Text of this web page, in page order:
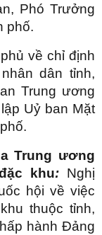
Phó Trưởng
phố.
về chỉ định
dân tỉnh,
Trung ương
Uỷ ban Mặt
Trung ương
khu:Nghị
hội về việc
thuộc tỉnh,
hành Đảng